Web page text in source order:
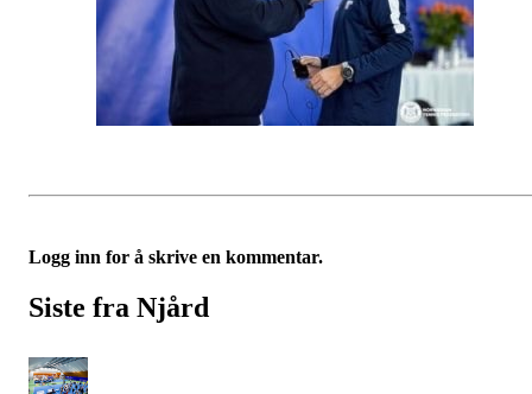
Logg inn for å skrive en kommentar.
Siste fra Njård